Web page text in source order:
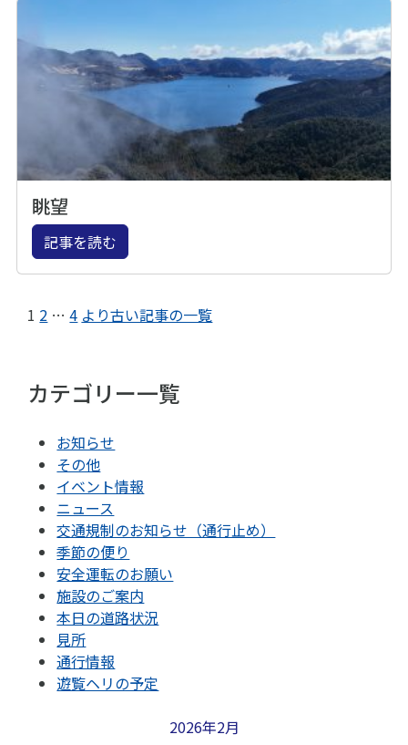
眺望
記事を読む
1 2 … 4 より古い記事の一覧
カテゴリー一覧
お知らせ
その他
イベント情報
ニュース
交通規制のお知らせ（通行止め）
季節の便り
安全運転のお願い
施設のご案内
本日の道路状況
見所
通行情報
遊覧ヘリの予定
2026年2月